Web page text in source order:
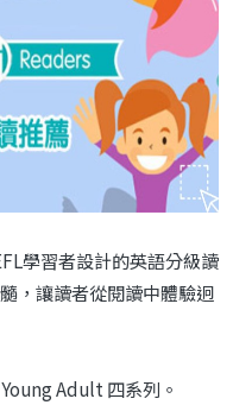
學習者設計的英語分級讀
，讓讀者從閱讀中體驗迥
Young Adult 四系列。